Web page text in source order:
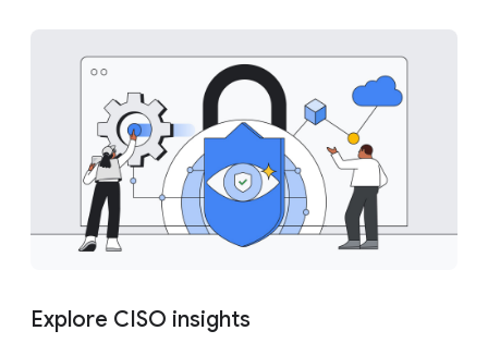
Explore CISO insights